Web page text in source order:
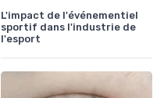
L'impact de l'événementiel
sportif dans l'industrie de
l'esport